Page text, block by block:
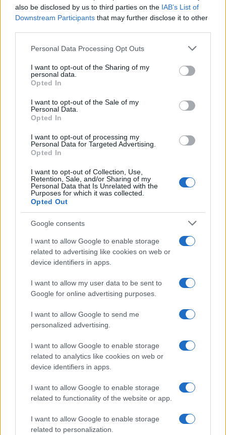
also be disclosed by us to third parties on the IAB’s List of
Downstream Participants that may further disclose it to other
Please note that this website/app uses one or more Google
not limited to your visit or usage behaviour. You may click to
grant or deny consent to Google and its third-party tags to
use your data for below specified purposes in below Google
consent section.
Personal Data Processing Opt Outs
I want to opt-out of the Sharing of my
personal data.
Opted In
I want to opt-out of the Sale of my
Personal Data.
Opted In
I want to opt-out of processing my
Personal Data for Targeted Advertising.
Opted In
I want to opt-out of Collection, Use,
Retention, Sale, and/or Sharing of my
Personal Data that Is Unrelated with the
Purposes for which it was collected.
Opted Out
Google consents
I want to allow Google to enable storage
related to advertising like cookies on web or
device identifiers in apps.
I want to allow my user data to be sent to
Google for online advertising purposes.
I want to allow Google to send me
personalized advertising.
I want to allow Google to enable storage
related to analytics like cookies on web or
device identifiers in apps.
I want to allow Google to enable storage
related to functionality of the website or app.
I want to allow Google to enable storage
related to personalization.
Az IDF főszóvivője, Daniel Hagari admirális
megjegyezte: „Hírszerzésünk eddig nem
jelezte, hogy túszokat szállítottak volna
ezeken az Egyiptommal határos alagutakon
keresztül”. Hozzátette, hogy „széles körű
egyiptomi védelem van a határon, valamint
Kairó érdekeltségei. Minden egyes alagútról,
amelyet találunk, tájékoztatjuk őket. Minden
egyes aknával, amelyet megtalálunk,
foglalkozni fogunk”.
Izrael a kezdetektől fogva azt mondta, hogy
célja a Hamász katonai képességeinek
felszámolása. Az IDF fenntartja, hogy az
utolsó épségben maradt Hamász-zászlóaljak
Rafahban vannak.
Súlyos: Egyiptomi katonák támadták
meg a Rafahba bevonuló izraeli
katonákat